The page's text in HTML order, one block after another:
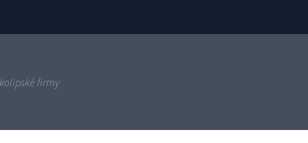
firmy